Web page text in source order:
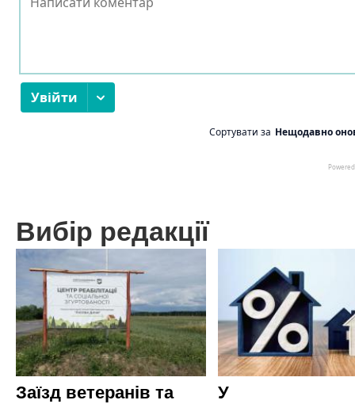
Вибір редакції
Заїзд ветеранів та
У